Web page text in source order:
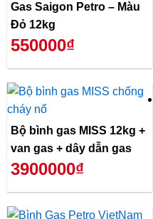
Gas Saigon Petro – Màu
Đỏ 12kg
550000₫
Bộ bình gas MISS 12kg +
van gas + dây dẫn gas
3900000₫